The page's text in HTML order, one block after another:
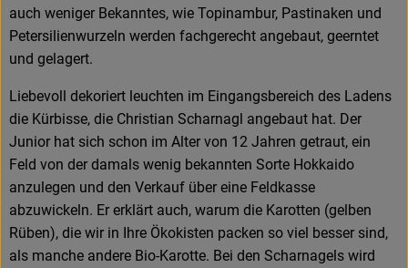
auch weniger Bekanntes, wie Topinambur, Pastinaken und
Petersilienwurzeln werden fachgerecht angebaut, geerntet
und gelagert.
Liebevoll dekoriert leuchten im Eingangsbereich des Ladens
die Kürbisse, die Christian Scharnagl angebaut hat. Der
Junior hat sich schon im Alter von 12 Jahren getraut, ein
Feld von der damals wenig bekannten Sorte Hokkaido
anzulegen und den Verkauf über eine Feldkasse
abzuwickeln. Er erklärt auch, warum die Karotten (gelben
Rüben), die wir in Ihre Ökokisten packen so viel besser sind,
als manche andere Bio-Karotte. Bei den Scharnagels wird